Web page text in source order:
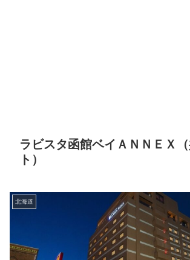
ラビスタ函館ベイＡＮＮＥＸ
ト）
北海道